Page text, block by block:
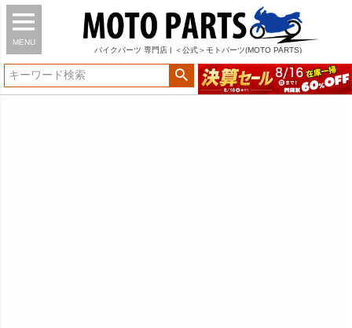
MENU
バイク パーツ 専門店 | ＜公式＞モトパーツ(MOTO PARTS)